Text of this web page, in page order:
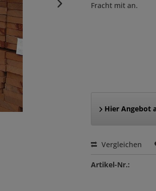
Fracht mit an.
Hier Angebot
Vergleichen
Artikel-Nr.: